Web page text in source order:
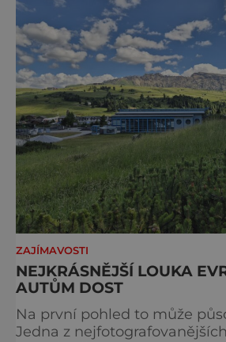
ZAJÍMAVOSTI
NEJKRÁSNĚJŠÍ LOUKA
AUTŮM DOST
Na první pohled to může
Jedna z